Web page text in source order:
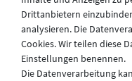
Drittanbietern
analysieren. Die
Cookies. Wir teilen diese
Einstellungen benennen.
Die Datenverarbeitung